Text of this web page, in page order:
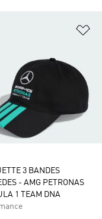
la Liste de produits
3 BANDES
- AMG PETRONAS
1 TEAM DNA